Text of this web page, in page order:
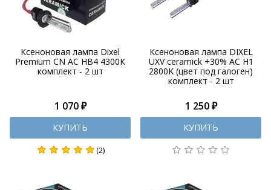
Ксеноновая лампа Dixel
Premium CN AC HB4 4300К
комплект - 2 шт
Ксеноновая лампа DIXEL
UXV ceramick +30% AC H1
2800K (цвет под галоген)
комплект - 2 шт
1 070 ₽
КУПИТЬ
(2)
1 250 ₽
КУПИТЬ